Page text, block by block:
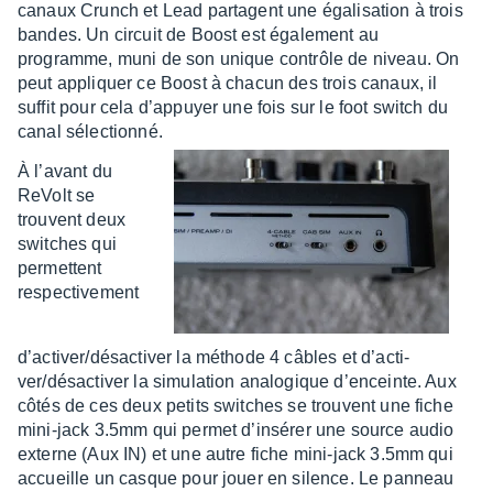
canaux Crunch et Lead partagent une égali­sa­tion à trois
bandes. Un circuit de Boost est égale­ment au
programme, muni de son unique contrôle de niveau. On
peut appliquer ce Boost à chacun des trois canaux, il
suffit pour cela d’ap­puyer une fois sur le foot switch du
canal sélec­tionné.
À l’avant du
ReVolt se
trouvent deux
switches qui
permettent
respec­ti­ve­ment
d’ac­ti­ver/désac­ti­ver la méthode 4 câbles et d’ac­ti­
ver/désac­ti­ver la simu­la­tion analo­gique d’en­ceinte. Aux
côtés de ces deux petits switches se trouvent une fiche
mini-jack 3.5mm qui permet d’in­sé­rer une source audio
externe (Aux IN) et une autre fiche mini-jack 3.5mm qui
accueille un casque pour jouer en silence. Le panneau